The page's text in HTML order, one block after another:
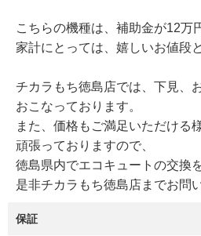
こちらの機種は、補助金が12万
家計にとっては、嬉しいお値段
チカラもち徳島店では、下見、
おこなっております。
また、価格もご満足いただける様
頑張っておりますので、
徳島県内でエコキュートの交換
是非チカラもち徳島店までお問
保証